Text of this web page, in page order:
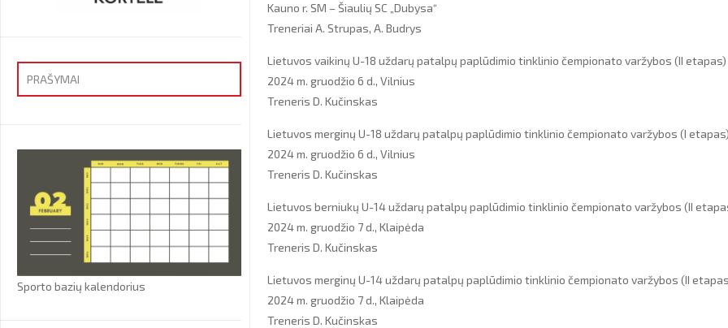
Kauno r. SM – Šiaulių SC „Dubysa“
Treneriai A. Strupas, A. Budrys
Lietuvos vaikinų U-18 uždarų patalpų paplūdimio tinklinio čempionato varžybos (II etapas)
2024 m. gruodžio 6 d., Vilnius
Treneris D. Kučinskas
Lietuvos merginų U-18 uždarų patalpų paplūdimio tinklinio čempionato varžybos (I
2024 m. gruodžio 6 d., Vilnius
Treneris D. Kučinskas
Lietuvos berniukų U-14 uždarų patalpų paplūdimio tinklinio čempionato varžybos (II
2024 m. gruodžio 7 d., Klaipėda
Treneris D. Kučinskas
Lietuvos merginų U-14 uždarų patalpų paplūdimio tinklinio čempionato varžybos (II
2024 m. gruodžio 7 d., Klaipėda
Treneris D. Kučinskas
PRAŠYMAI
Sporto bazių kalendorius